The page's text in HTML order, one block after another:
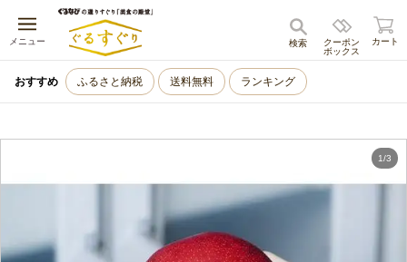
メニュー
キャンセル
クーポン
ボックス
検索 カート
おすすめ ふるさと納税 送料無料 ランキング
1/3